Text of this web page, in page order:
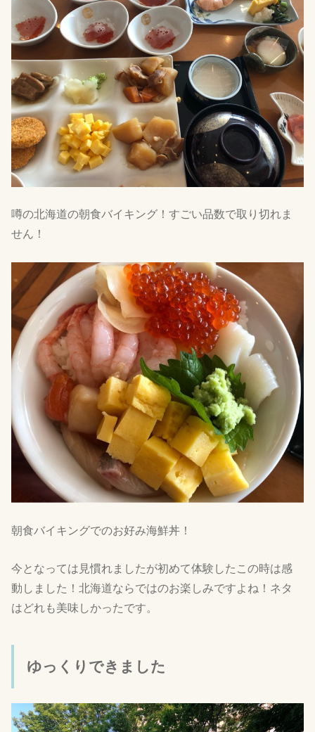
噂の北海道の朝食バイキング！すごい品数で取り切れま
せん！
朝食バイキングでのお好み海鮮丼！
今となっては見慣れましたが初めて体験したこの時は感
動しました！北海道ならではのお楽しみですよね！ネタ
はどれも美味しかったです。
ゆっくりできました